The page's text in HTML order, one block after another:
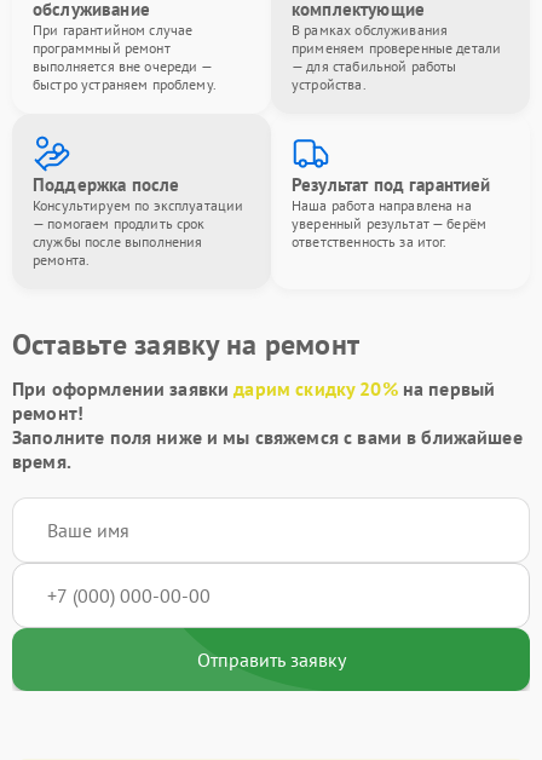
обслуживание
При гарантийном случае
программный ремонт
выполняется вне очереди —
быстро устраняем проблему.
комплектующие
В рамках обслуживания
применяем проверенные детали
— для стабильной работы
устройства.
Поддержка после
Консультируем по эксплуатации
— помогаем продлить срок
службы после выполнения
ремонта.
Результат под гарантией
Наша работа направлена на
уверенный результат — берём
ответственность за итог.
Оставьте заявку на ремонт
При оформлении заявкидарим скидку 20%на первый
ремонт!
Заполните поля ниже и мы свяжемся с вами в ближайшее
время.
Отправить заявку